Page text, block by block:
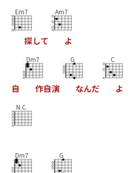
Em7
探して
Am7
よ
自
Dm7
作自演
G
なんだ
C
よ
N.C.
Dm7 G